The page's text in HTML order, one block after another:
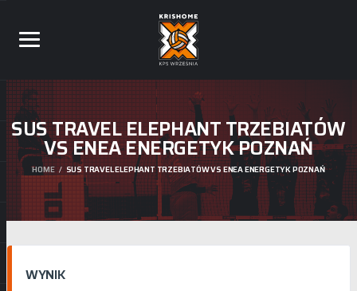
SUS TRAVEL ELEPHANT TRZEBIATÓW
VS ENEA ENERGETYK POZNAŃ
HOME SUS TRAVEL ELEPHANT TRZEBIATÓW VS ENEA ENERGETYK POZNAŃ
WYNIK